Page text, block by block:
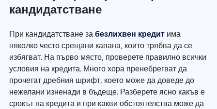
кандидатстване
При кандидатстване забезлихвен кредит има
няколко често срещани капана, които трябва да се
избягват. На първо място, проверете правилно всички
условия на кредита. Много хора пренебрегват да
прочетат дребния шрифт, което може да доведе до
нежелани изненади в бъдеще. Разберете ясно какъв е
срокът на кредита и при какви обстоятелства може да